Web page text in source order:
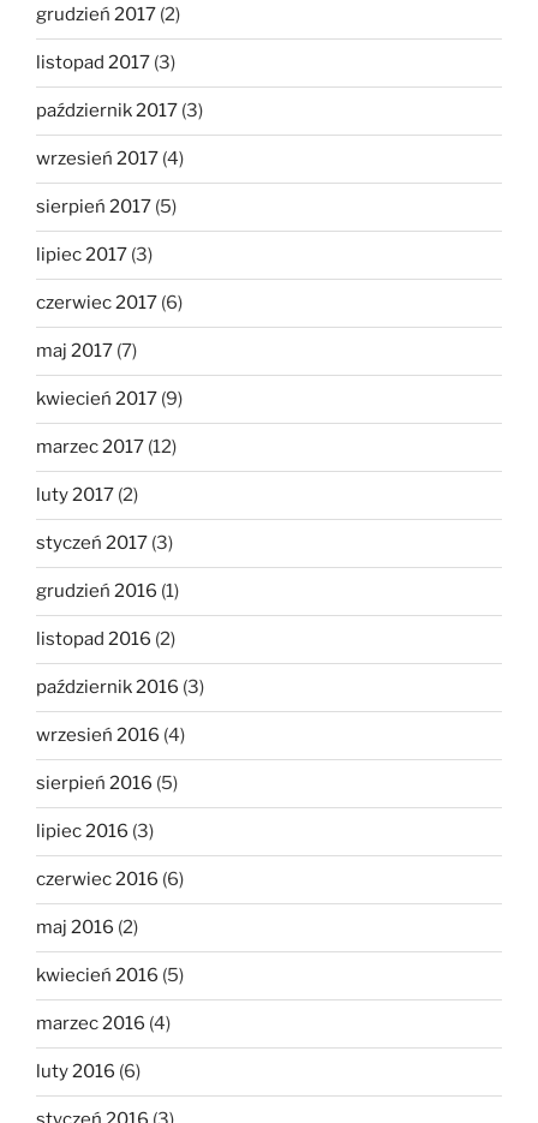
grudzień 2017 (2)
listopad 2017 (3)
październik 2017 (3)
wrzesień 2017 (4)
sierpień 2017 (5)
lipiec 2017 (3)
czerwiec 2017 (6)
maj 2017 (7)
kwiecień 2017 (9)
marzec 2017 (12)
luty 2017 (2)
styczeń 2017 (3)
grudzień 2016 (1)
listopad 2016 (2)
październik 2016 (3)
wrzesień 2016 (4)
sierpień 2016 (5)
lipiec 2016 (3)
czerwiec 2016 (6)
maj 2016 (2)
kwiecień 2016 (5)
marzec 2016 (4)
luty 2016 (6)